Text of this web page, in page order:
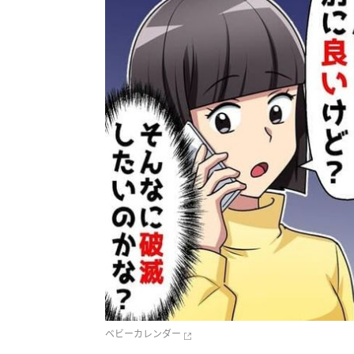
ベビーカレンダー